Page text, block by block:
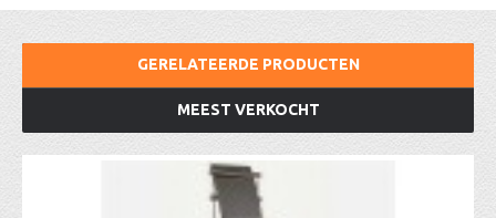
GERELATEERDE PRODUCTEN
MEEST VERKOCHT